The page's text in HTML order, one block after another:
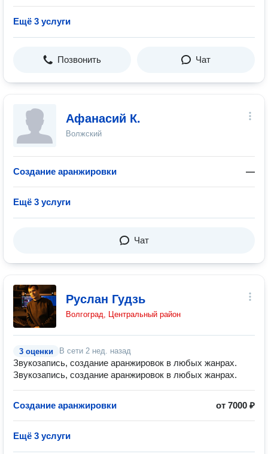
Ещё 3 услуги
Позвонить Чат
Афанасий К.
Волжский
Создание аранжировки —
Ещё 3 услуги
Чат
Руслан Гудзь
Волгоград, Центральный район
3 оценки В сети 2 нед. назад
Звукозапись, создание аранжировок в любых жанрах.
Звукозапись, создание аранжировок в любых жанрах.
Создание аранжировки от 7000 ₽
Ещё 3 услуги